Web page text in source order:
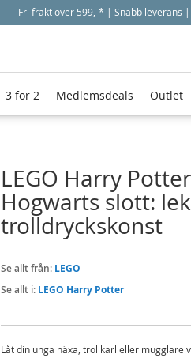
Fri frakt över 599,-* | Snabb leverans
LEGO Harry
Hogwarts slott:
trolldryckskonst
Se allt från: LEGO
Se allt i: LEGO Harry Potter
Låt din unga häxa, trollkarl eller mugglare
3 för 2 Medlemsdeals Outlet